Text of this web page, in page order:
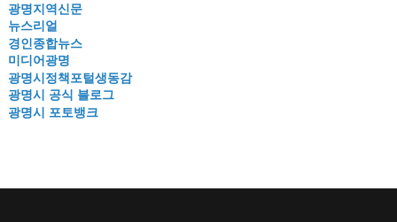
광명지역신문
뉴스리얼
경인종합뉴스
미디어광명
광명시정책포털생동감
광명시 공식 블로그
광명시 포토뱅크